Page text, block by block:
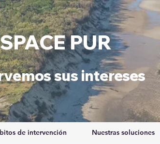
PUR
sus intereses
de intervención Nuestras soluciones